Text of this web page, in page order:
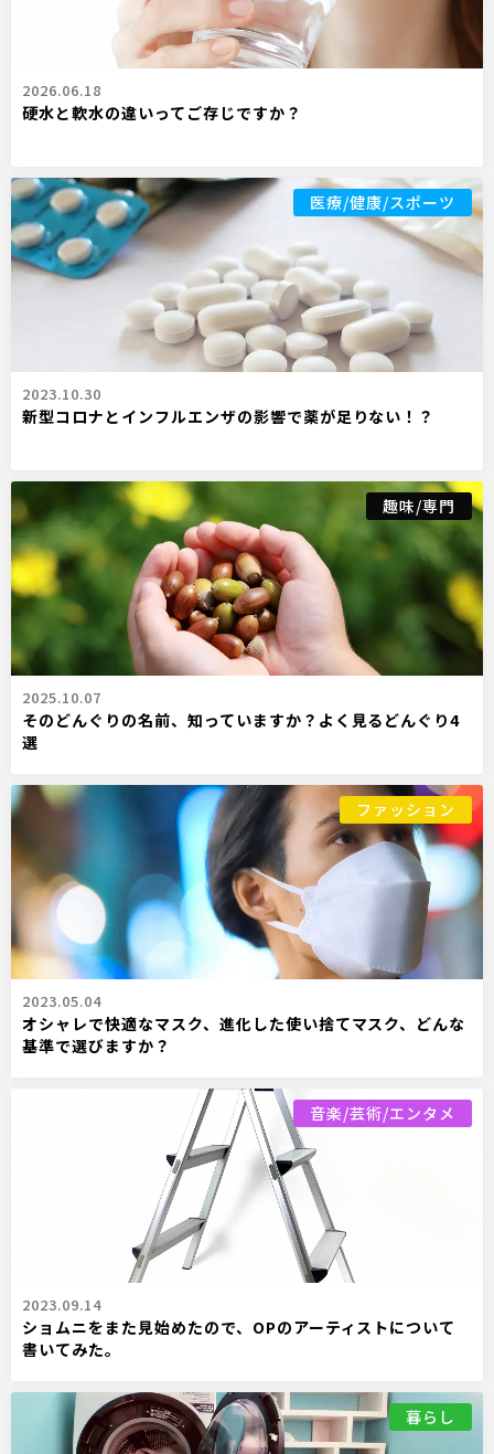
2026.06.18
硬水と軟水の違いってご存じですか？
医療/健康/スポーツ
2023.10.30
新型コロナとインフルエンザの影響で薬が足りない！？
趣味/専門
2025.10.07
そのどんぐりの名前、知っていますか？よく見るどんぐり4
選
ファッション
2023.05.04
オシャレで快適なマスク、進化した使い捨てマスク、どんな
基準で選びますか？
音楽/芸術/エンタメ
2023.09.14
ショムニをまた見始めたので、OPのアーティストについて
書いてみた。
暮らし